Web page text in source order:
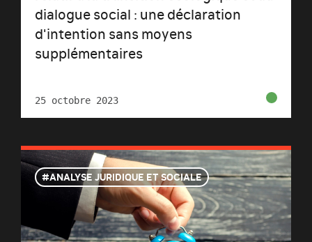
dialogue social : une déclaration
d'intention sans moyens
supplémentaires
25 octobre 2023
ANALYSE JURIDIQUE ET SOCIALE